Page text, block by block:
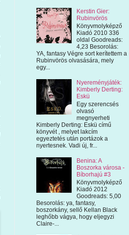
Kerstin Gier:
Rubinvörös
Könyvmolyképző
Kiadó 2010 336
oldal Goodreads:
4,23 Besorolás:
YA, fantasy Végre sort kerítettem a
Rubinvörös olvasására, mely
egy...
Nyereményjáték:
Kimberly Derting:
Eskü
Egy szerencsés
olvasó
megnyerheti
Kimberly Derting: Eskü című
könyvét , melyet lakcím
egyeztetés után portázok a
nyertesnek. Vadi új, fr...
Benina: A
Boszorka városa -
Bíborhajú #3
Könyvmolyképző
Kiadó 2012
Goodreads: 5,00
Besorolás: ya, fantasy,
boszorkány, sellő Kellan Black
leghőbb vágya, hogy eljegyzi
Claire-...